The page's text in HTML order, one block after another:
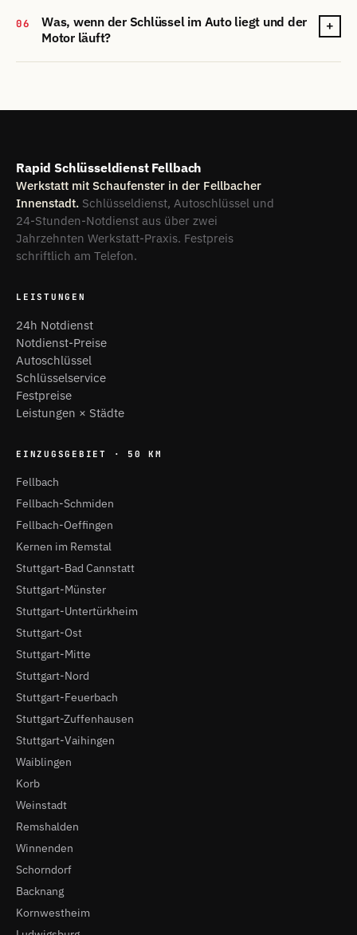
06
Was, wenn der Schlüssel im Auto liegt und der
Motor läuft?
+
Rapid Schlüsseldienst Fellbach
Werkstatt mit Schaufenster in der Fellbacher
Innenstadt. Schlüsseldienst, Autoschlüssel und
24-Stunden-Notdienst aus über zwei
Jahrzehnten Werkstatt-Praxis. Festpreis
schriftlich am Telefon.
LEISTUNGEN
24h Notdienst
Notdienst-Preise
Autoschlüssel
Schlüsselservice
Festpreise
Leistungen × Städte
EINZUGSGEBIET · 50 KM
Fellbach
Fellbach-Schmiden
Fellbach-Oeffingen
Kernen im Remstal
Stuttgart-Bad Cannstatt
Stuttgart-Münster
Stuttgart-Untertürkheim
Stuttgart-Ost
Stuttgart-Mitte
Stuttgart-Nord
Stuttgart-Feuerbach
Stuttgart-Zuffenhausen
Stuttgart-Vaihingen
Waiblingen
Korb
Weinstadt
Remshalden
Winnenden
Schorndorf
Backnang
Kornwestheim